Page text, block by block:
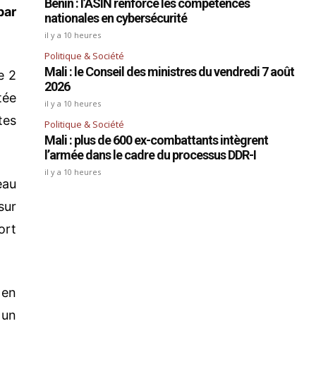
2
Bénin : l’ASIN renforce les compétences
nationales en cybersécurité
il y a 10 heures
Politique & Société
Mali : le Conseil des ministres du vendredi 7 août
2026
il y a 10 heures
Politique & Société
Mali : plus de 600 ex-combattants intègrent
l’armée dans le cadre du processus DDR-I
il y a 10 heures